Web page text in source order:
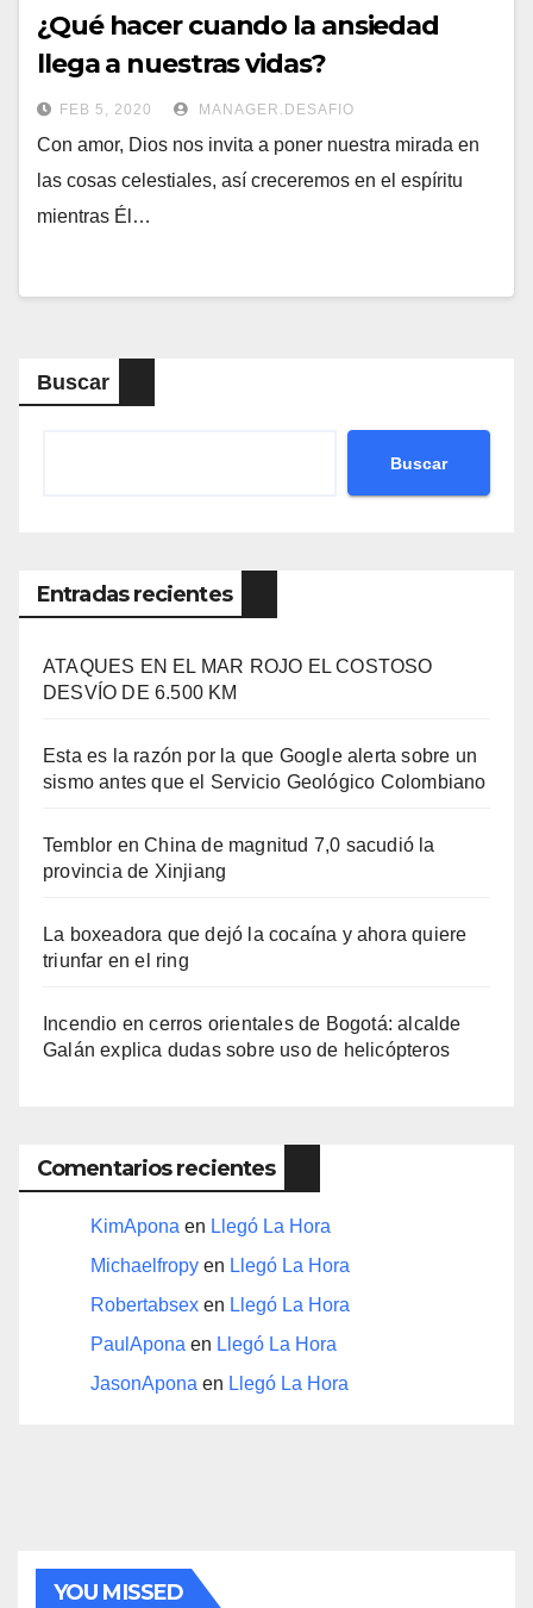
¿Qué hacer cuando la ansiedad
llega a nuestras vidas?
FEB 5, 2020 MANAGER.DESAFIO
Con amor, Dios nos invita a poner nuestra mirada en
las cosas celestiales, así creceremos en el espíritu
mientras Él…
Buscar
Buscar
Entradas recientes
ATAQUES EN EL MAR ROJO EL COSTOSO
DESVÍO DE 6.500 KM
Esta es la razón por la que Google alerta sobre un
sismo antes que el Servicio Geológico Colombiano
Temblor en China de magnitud 7,0 sacudió la
provincia de Xinjiang
La boxeadora que dejó la cocaína y ahora quiere
triunfar en el ring​
Incendio en cerros orientales de Bogotá: alcalde
Galán explica dudas sobre uso de helicópteros
Comentarios recientes
KimApona en Llegó La Hora
Michaelfropy en Llegó La Hora
Robertabsex en Llegó La Hora
PaulApona en Llegó La Hora
JasonApona en Llegó La Hora
YOU MISSED